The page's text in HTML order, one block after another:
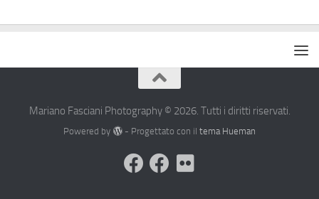
Mariano Fasciani Photography © 2026. Tutti i diritti riservati.
Powered by - Progettato con il tema Hueman